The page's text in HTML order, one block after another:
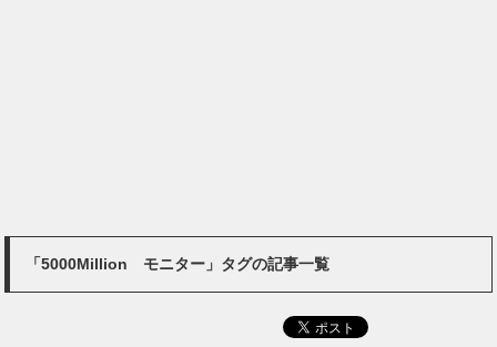
「5000Million モニター」タグの記事一覧